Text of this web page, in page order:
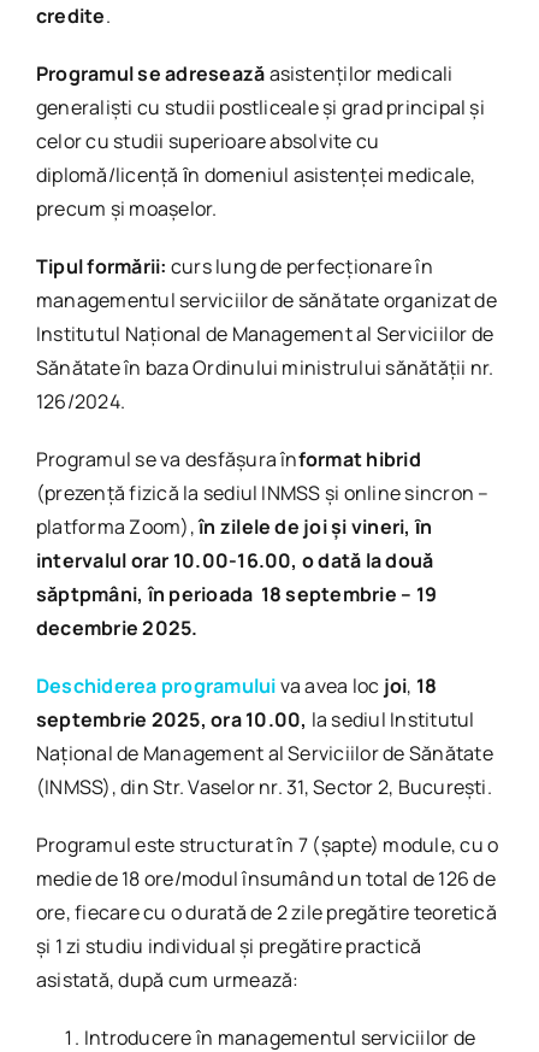
credite.
Programul se adreseazăasistenților medicali
generaliști cu studii postliceale și grad principal și
celor cu studii superioare absolvite cu
diplomă/licenţă ȋn domeniul asistenței medicale,
precum și moașelor.
Tipul formării: curs lung de perfecționare în
managementul serviciilor de sănătate organizat de
Institutul Național de Management al Serviciilor de
Sănătate în baza Ordinului ministrului sănătății nr.
126/2024.
Programul se va desfășura înformathibrid
(prezență fizică la sediul INMSS și online sincron –
platforma Zoom),în zilele de joiși vineri, ȋn
intervalul orar 10.00-16.00, o dată la două
săptpmâni, în perioada 18septembrie – 19
decembrie 2025.
Deschiderea programuluiva avea loc joi, 18
septembrie 2025, ora 10.00, la sediul Institutul
Național de Management al Serviciilor de Sănătate
(INMSS), din Str. Vaselor nr. 31, Sector 2, Bucureşti.
Programul este structurat în 7 (șapte) module, cu o
medie de 18 ore/modul însumând un total de 126 de
ore, fiecare cu o durată de 2 zile pregătire teoretică
și 1 zi studiu individual și pregătire practică
asistată, după cum urmează:
Introducere în managementul serviciilor de